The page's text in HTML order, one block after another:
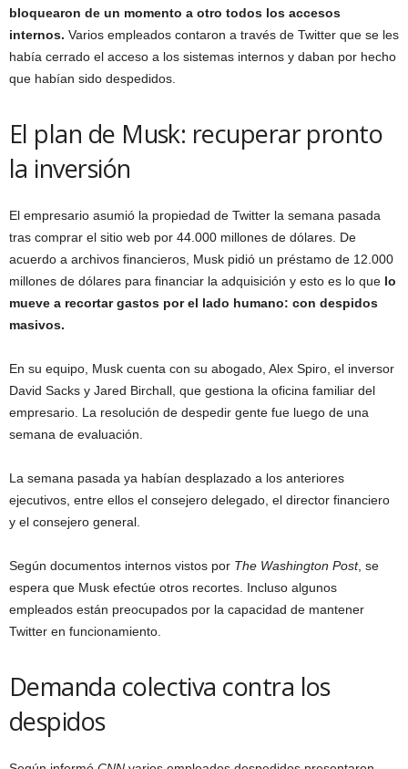
bloquearon de un momento a otro todos los accesos
internos. Varios empleados contaron a través de Twitter que se les
había cerrado el acceso a los sistemas internos y daban por hecho
que habían sido despedidos.
El plan de Musk: recuperar pronto
la inversión
El empresario asumió la propiedad de Twitter la semana pasada
tras comprar el sitio web por 44.000 millones de dólares. De
acuerdo a archivos financieros, Musk pidió un préstamo de 12.000
millones de dólares para financiar la adquisición y esto es lo que lo
mueve a recortar gastos por el lado humano: con despidos
masivos.
En su equipo, Musk cuenta con su abogado, Alex Spiro, el inversor
David Sacks y Jared Birchall, que gestiona la oficina familiar del
empresario. La resolución de despedir gente fue luego de una
semana de evaluación.
La semana pasada ya habían desplazado a los anteriores
ejecutivos, entre ellos el consejero delegado, el director financiero
y el consejero general.
Según documentos internos vistos por The Washington Post, se
espera que Musk efectúe otros recortes. Incluso algunos
empleados están preocupados por la capacidad de mantener
Twitter en funcionamiento.
Demanda colectiva contra los
despidos